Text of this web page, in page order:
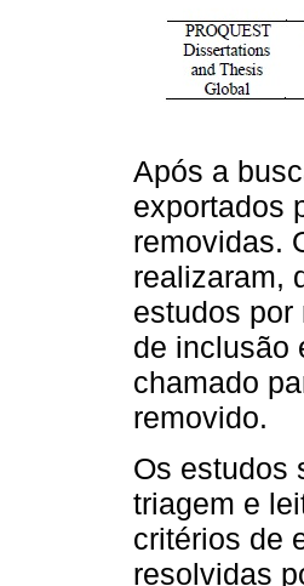
Após a
exportados
removidas.
realizaram,
estudos
de inclusão
chamado
removido.
Os estudos
triagem e
critérios de
resolvidas